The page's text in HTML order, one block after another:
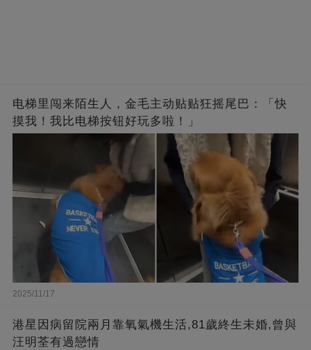
电梯里闯来陌生人，金毛主动贴贴狂摇尾巴：「快
摸我！我比电梯按钮好玩多啦！」
2025/11/17
港星因病留院兩月靠氧氣機生活,81歲終生未婚,曾與
汪明荃有過戀情